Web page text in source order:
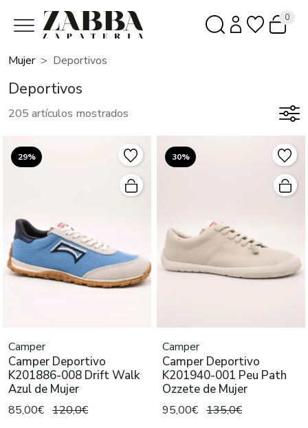
0
Mujer Deportivos
Deportivos
205 artículos mostrados
29%
Camper
Camper Deportivo
K201886-008 Drift Walk
Azul de Mujer
85,00€ 120,0€
30%
Camper
Camper Deportivo
K201940-001 Peu Path
Ozzete de Mujer
95,00€ 135,0€